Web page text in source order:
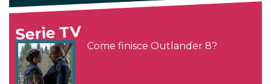
Serie TV
Come finisce Outlander 8?